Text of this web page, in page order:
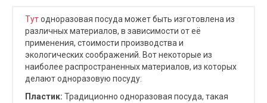
Тутодноразовая посуда может быть изготовлена из
различных материалов, в зависимости от её
применения, стоимости производства и
экологических соображений. Вот некоторые из
наиболее распространенных материалов, из которых
делают одноразовую посуду:
Пластик: Традиционно одноразовая посуда, такая